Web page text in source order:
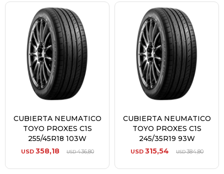
CUBIERTA NEUMATICO
TOYO PROXES C1S
255/45R18 103W
USD 358,18 USD436,80
CUBIERTA NEUMATICO
TOYO PROXES C1S
245/35R19 93W
USD 315,54 USD384,80